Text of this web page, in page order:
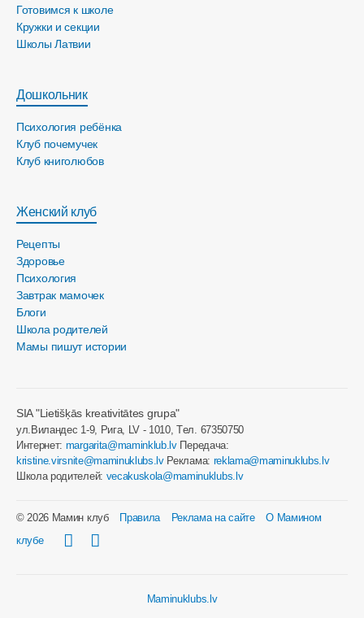
Готовимся к школе
Кружки и секции
Школы Латвии
Дошкольник
Психология ребёнка
Клуб почемучек
Клуб книголюбов
Женский клуб
Рецепты
Здоровье
Психология
Завтрак мамочек
Блоги
Школа родителей
Мамы пишут истории
SIA "Lietišķās kreativitātes grupa"
ул.Виландес 1-9, Рига, LV - 1010, Tел. 67350750
Интернет: margarita@maminklub.lvПередача:
kristine.virsnite@maminuklubs.lvРеклама: reklama@maminuklubs.lv
Школа родителей: vecakuskola@maminuklubs.lv
© 2026 Мамин клуб Правила Реклама на сайте
О Мамином
клубе
Maminuklubs.lv